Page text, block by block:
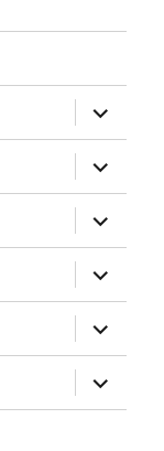
expand
child
menu
expand
child
menu
expand
child
menu
expand
child
menu
expand
child
menu
expand
child
menu